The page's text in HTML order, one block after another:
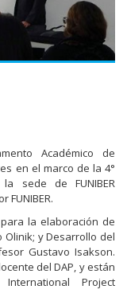
Académico de
en el marco de la 4°
sede de FUNIBER
la elaboración de
Olinik; y Desarrollo del
Gustavo Isakson.
del DAP, y están
Project